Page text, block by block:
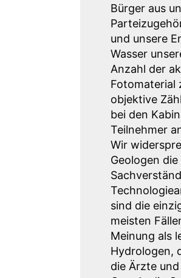
Bürger aus
und unsere
Wasser
Anzahl der
Fotomaterial
objektive
bei den
Teilnehmer
Wir
Geologen
sind die
meisten
Meinung als
Hydrologen,
die Ärzte